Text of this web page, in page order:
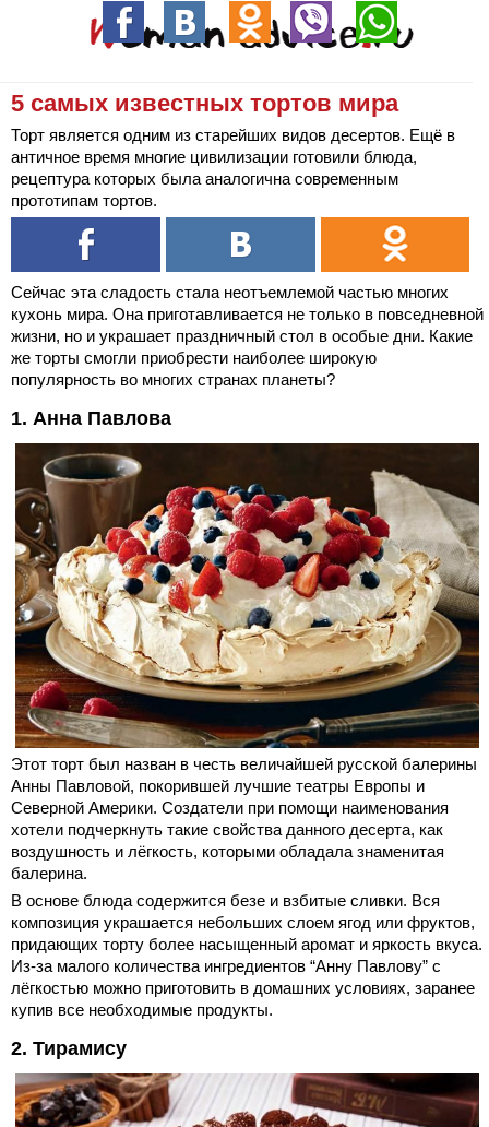
5 самых известных тортов мира
Торт является одним из старейших видов десертов. Ещё в
античное время многие цивилизации готовили блюда,
рецептура которых была аналогична современным
прототипам тортов.
Сейчас эта сладость стала неотъемлемой частью многих
кухонь мира. Она приготавливается не только в повседневной
жизни, но и украшает праздничный стол в особые дни. Какие
же торты смогли приобрести наиболее широкую
популярность во многих странах планеты?
1. Анна Павлова
Этот торт был назван в честь величайшей русской балерины
Анны Павловой, покорившей лучшие театры Европы и
Северной Америки. Создатели при помощи наименования
хотели подчеркнуть такие свойства данного десерта, как
воздушность и лёгкость, которыми обладала знаменитая
балерина.
В основе блюда содержится безе и взбитые сливки. Вся
композиция украшается небольших слоем ягод или фруктов,
придающих торту более насыщенный аромат и яркость вкуса.
Из-за малого количества ингредиентов “Анну Павлову” с
лёгкостью можно приготовить в домашних условиях, заранее
купив все необходимые продукты.
2. Тирамису